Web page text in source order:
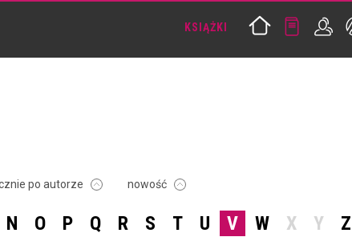
KSIĄŻKI
po autorze nowość
N O P Q R S T U V W X Y Z